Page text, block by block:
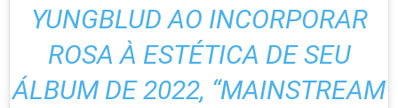
YUNGBLUD AO INCORPORAR
ROSA À ESTÉTICA DE SEU
ÁLBUM DE 2022, “MAINSTREAM